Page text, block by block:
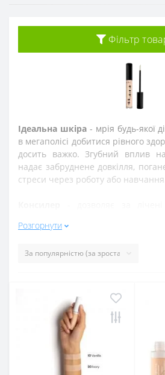
Фільтр
Ідеальна шкіра- мрія будь-якої
в мегаполісі добитися рівного
досить важко. Згубний вплив
надає забруднене довкілля,
стреси через роботу або навчання.
вискочили за ніч прищі або
Де в інтернеті купити
сьогоднішній день покупки в
невід'ємною частиною усіх. В
ПАМ cosmetics
купувати
дешево, швидко та приємно.
займе всього кілька хвилин,
Розгорнути